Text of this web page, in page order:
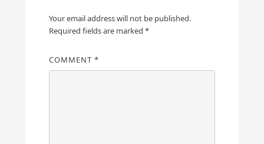
Your email address will not be published.
Required fields are marked *
COMMENT *